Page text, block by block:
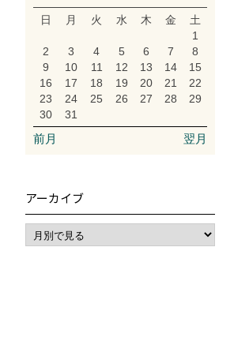
日 月 火 水 木 金
土
1
2
3 4 5 6 7
8
9
10 11 12 13 14
15
16
17 18 19 20 21
22
23
24 25 26 27 28
29
30
31
前月 翌月
アーカイブ